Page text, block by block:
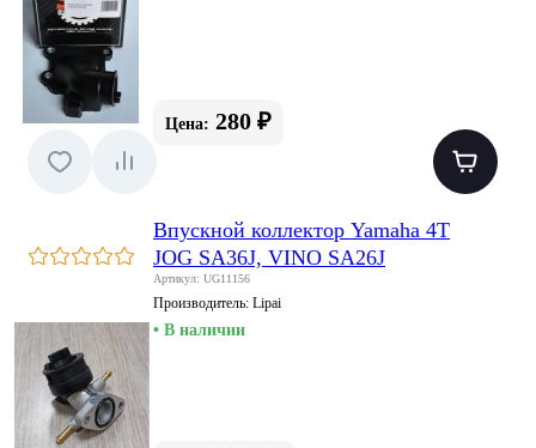
Цена: 280 ₽
Впускной коллектор Yamaha 4T
JOG SA36J, VINO SA26J
Артикул: UG11156
Производитель: Lipai
• В наличии